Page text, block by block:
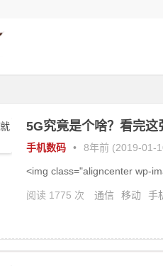
5G究竟是个啥？看完这
手机数码 • 8年前 (2019-01-
˂img class="aligncenter wp-
阅读 1775 次 通信 移动 手